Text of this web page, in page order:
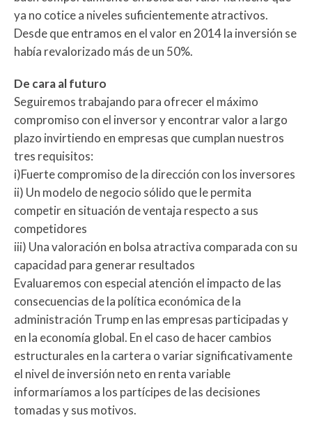
ya no cotice a niveles suficientemente atractivos.
Desde que entramos en el valor en 2014 la inversión se
había revalorizado más de un 50%.
De cara al futuro
Seguiremos trabajando para ofrecer el máximo
compromiso con el inversor y encontrar valor a largo
plazo invirtiendo en empresas que cumplan nuestros
tres requisitos:
i)Fuerte compromiso de la dirección con los inversores
ii) Un modelo de negocio sólido que le permita
competir en situación de ventaja respecto a sus
competidores
iii) Una valoración en bolsa atractiva comparada con su
capacidad para generar resultados
Evaluaremos con especial atención el impacto de las
consecuencias de la política económica de la
administración Trump en las empresas participadas y
en la economía global. En el caso de hacer cambios
estructurales en la cartera o variar significativamente
el nivel de inversión neto en renta variable
informaríamos a los partícipes de las decisiones
tomadas y sus motivos.